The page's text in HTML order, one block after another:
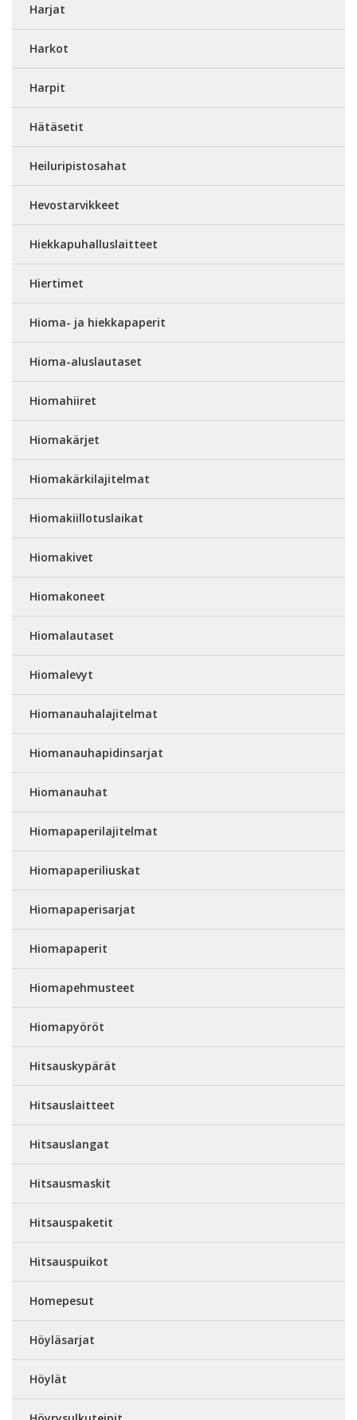
Harjat
Harkot
Harpit
Hätäsetit
Heiluripistosahat
Hevostarvikkeet
Hiekkapuhalluslaitteet
Hiertimet
Hioma- ja hiekkapaperit
Hioma-aluslautaset
Hiomahiiret
Hiomakärjet
Hiomakärkilajitelmat
Hiomakiillotuslaikat
Hiomakivet
Hiomakoneet
Hiomalautaset
Hiomalevyt
Hiomanauhalajitelmat
Hiomanauhapidinsarjat
Hiomanauhat
Hiomapaperilajitelmat
Hiomapaperiliuskat
Hiomapaperisarjat
Hiomapaperit
Hiomapehmusteet
Hiomapyöröt
Hitsauskypärät
Hitsauslaitteet
Hitsauslangat
Hitsausmaskit
Hitsauspaketit
Hitsauspuikot
Homepesut
Höyläsarjat
Höylät